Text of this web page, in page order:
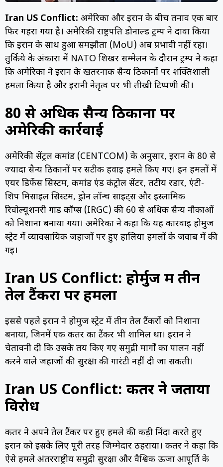
Iran US Conflict: अमेरिका और ईरान के बीच तनाव एक बार
फिर गहरा गया है। अमेरिकी राष्ट्रपति डोनाल्ड ट्रम्प ने दावा किया
कि ईरान के साथ हुआ समझौता (MoU) अब प्रभावी नहीं रहा।
तुर्किये के अंकारा में NATO शिखर सम्मेलन के दौरान ट्रम्प ने कहा
कि अमेरिका ने ईरान के खतरनाक सैन्य ठिकानों पर शक्तिशाली
हमला किया है और ईरानी नेतृत्व पर भी तीखी टिप्पणी की।
80 से अधिक सैन्य ठिकानों पर
अमेरिकी कार्रवाई
अमेरिकी सेंट्रल कमांड (CENTCOM) के अनुसार, ईरान के 80 से
ज्यादा सैन्य ठिकानों पर सटीक हवाई हमले किए गए। इन हमलों में
एयर डिफेंस सिस्टम, कमांड एंड कंट्रोल सेंटर, तटीय रडार, एंटी-
शिप मिसाइल सिस्टम, ड्रोन लॉन्च साइट्स और इस्लामिक
रिवोल्यूशनरी गार्ड कॉर्प्स (IRGC) की 60 से अधिक सैन्य नौकाओं
को निशाना बनाया गया। अमेरिका ने कहा कि यह कार्रवाई होर्मुज
स्ट्रेट में व्यावसायिक जहाजों पर हुए हालिया हमलों के जवाब में की
गई।
Iran US Conflict: होर्मुज में तीन
तेल टैंकरों पर हमला
इससे पहले ईरान ने होर्मुज स्ट्रेट में तीन तेल टैंकरों को निशाना
बनाया, जिनमें एक कतर का टैंकर भी शामिल था। ईरान ने
चेतावनी दी कि उसके तय किए गए समुद्री मार्गों का पालन नहीं
करने वाले जहाजों की सुरक्षा की गारंटी नहीं दी जा सकती।
Iran US Conflict: कतर ने जताया
विरोध
कतर ने अपने तेल टैंकर पर हुए हमले की कड़ी निंदा करते हुए
ईरान को इसके लिए पूरी तरह जिम्मेदार ठहराया। कतर ने कहा कि
ऐसे हमले अंतरराष्ट्रीय समुद्री सुरक्षा और वैश्विक ऊर्जा आपूर्ति के